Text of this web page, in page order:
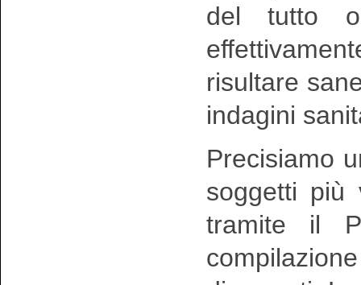
del tutto
risultare
indagini
Precisiamo
soggetti più
tramite il